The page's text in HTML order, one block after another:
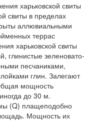
харьковской свиты
свиты в пределах
аллювиальными
террас
харьковской свиты
глинистые зеленовато-
песчаниками,
глин. Залегают
мощность
до 30 м.
(Q) плащеподобно
Мощность их